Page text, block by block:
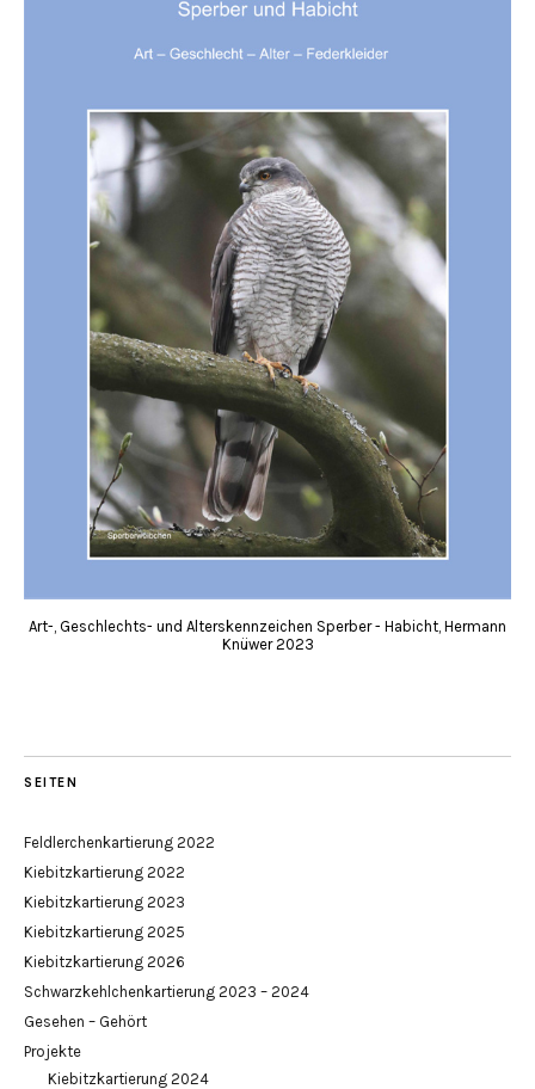
Art-, Geschlechts- und Alterskennzeichen Sperber - Habicht, Hermann
Knüwer 2023
SEITEN
Feldlerchenkartierung 2022
Kiebitzkartierung 2022
Kiebitzkartierung 2023
Kiebitzkartierung 2025
Kiebitzkartierung 2026
Schwarzkehlchenkartierung 2023 – 2024
Gesehen – Gehört
Projekte
Kiebitzkartierung 2024